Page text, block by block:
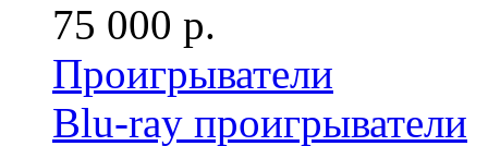
75 000 р.
Проигрыватели
Blu-ray проигрыватели